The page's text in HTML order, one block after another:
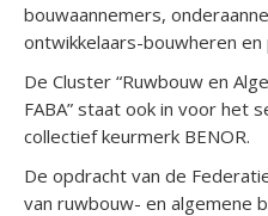
bouwaannemers,
ontwikkelaars-bouwheren
De Cluster “Ruwbouw en
FABA” staat ook in voor het
collectief keurmerk BENOR.
De opdracht van de
van ruwbouw- en algemene